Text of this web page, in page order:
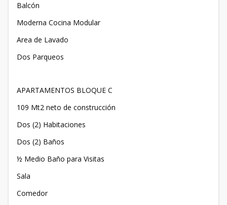
Balcón
Moderna Cocina Modular
Area de Lavado
Dos Parqueos
APARTAMENTOS BLOQUE C
109 Mt2 neto de construcción
Dos (2) Habitaciones
Dos (2) Baños
½ Medio Baño para Visitas
Sala
Comedor